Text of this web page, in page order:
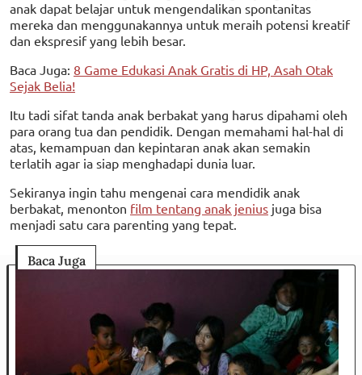
anak dapat belajar untuk mengendalikan spontanitas
mereka dan menggunakannya untuk meraih potensi kreatif
dan ekspresif yang lebih besar.
Baca Juga: 8 Game Edukasi Anak Gratis di HP, Asah Otak
Sejak Belia!
Itu tadi sifat tanda anak berbakat yang harus dipahami oleh
para orang tua dan pendidik. Dengan memahami hal-hal di
atas, kemampuan dan kepintaran anak akan semakin
terlatih agar ia siap menghadapi dunia luar.
Sekiranya ingin tahu mengenai cara mendidik anak
berbakat, menonton film tentang anak jenius juga bisa
menjadi satu cara parenting yang tepat.
Baca Juga